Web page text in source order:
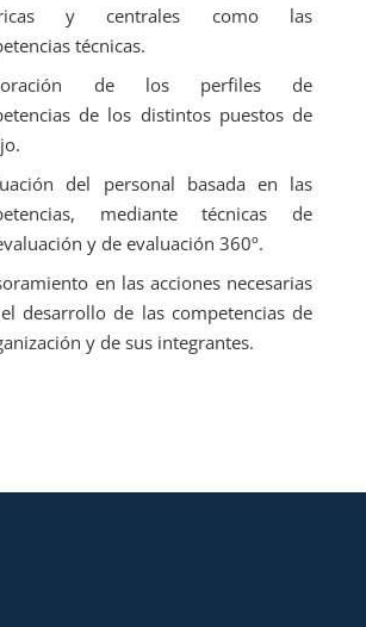
y centrales como las
técnicas.
de los perfiles de
de los distintos puestos de
del personal basada en las
mediante técnicas de
y de evaluación 360º.
en las acciones necesarias
desarrollo de las competencias de
y de sus integrantes.